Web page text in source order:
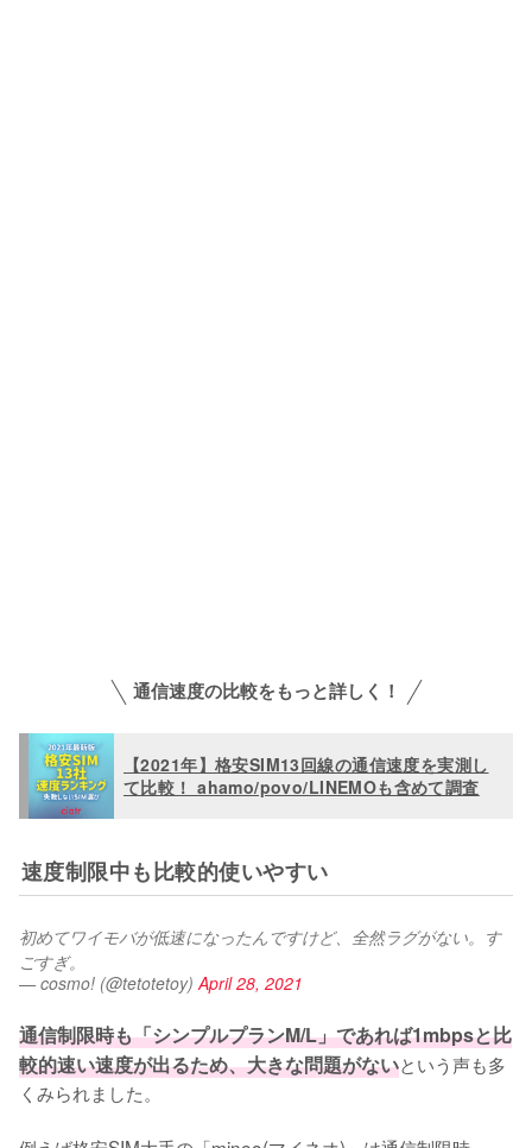
通信速度の比較をもっと詳しく！
【2021年】格安SIM13回線の通信速度を実測し
て比較！ ahamo/povo/LINEMOも含めて調査
速度制限中も比較的使いやすい
初めてワイモバが低速になったんですけど、全然ラグがない。す
ごすぎ。
— cosmo! (@tetotetoy)April 28, 2021
通信制限時も「シンプルプランM/L」であれば1mbpsと比
較的速い速度が出るため、大きな問題がないという声も多
くみられました。